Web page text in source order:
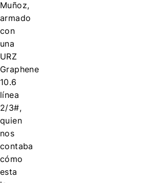
Muñoz,
armado
con
una
URZ
Graphene
10.6
línea
2/3#,
quien
nos
contaba
cómo
esta